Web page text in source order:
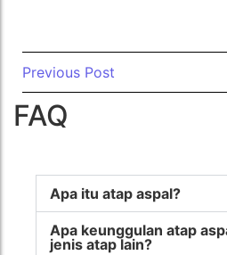
Previous Post
FAQ
Apa itu atap aspal?
Apa keunggulan atap
jenis atap lain?